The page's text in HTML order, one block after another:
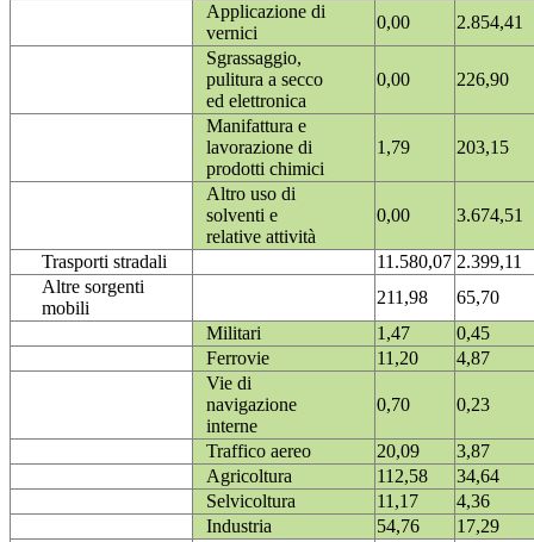
Applicazione di
vernici
0,00
2.854,41
Sgrassaggio,
pulitura a secco
ed elettronica
0,00 226,90
Manifattura e
lavorazione di
prodotti chimici
1,79 203,15
Altro uso di
solventi e
relative attività
0,00 3.674,51
Trasporti stradali 11.580,07 2.399,11
Altre sorgenti
mobili
211,98
65,70
Militari
1,47
0,45
Ferrovie
11,20
4,87
Vie di
navigazione
interne
0,70 0,23
Traffico aereo 20,09
3,87
Agricoltura
112,58
34,64
Selvicoltura
11,17
4,36
Industria
54,76
17,29